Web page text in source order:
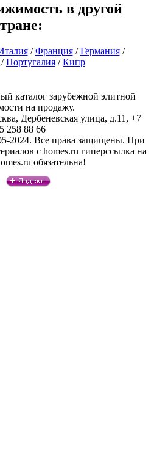
в другой
/Франция/Германия/
/Португалия /Кипр
каталог зарубежной элитной
на продажу.
Дербеневская улица, д.11, +7
258 88 66
2024. Все права защищены. При
с homes.ru гиперссылка на
обязательна!